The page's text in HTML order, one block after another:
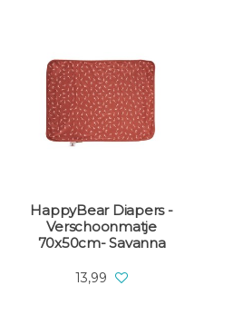
HappyBear Diapers -
Verschoonmatje
70x50cm- Savanna
13,99